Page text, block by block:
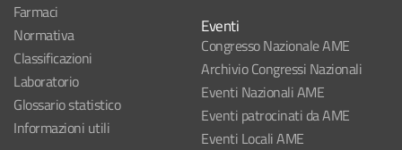
Farmaci
Normativa
Classificazioni
Laboratorio
Glossario statistico
Informazioni utili
Eventi
Congresso Nazionale AME
Archivio Congressi Nazionali
Eventi Nazionali AME
Eventi patrocinati da AME
Eventi Locali AME